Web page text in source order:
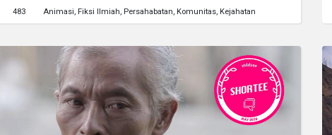
483 Animasi Fiksi Ilmiah Persahabatan Komunitas Kejahatan